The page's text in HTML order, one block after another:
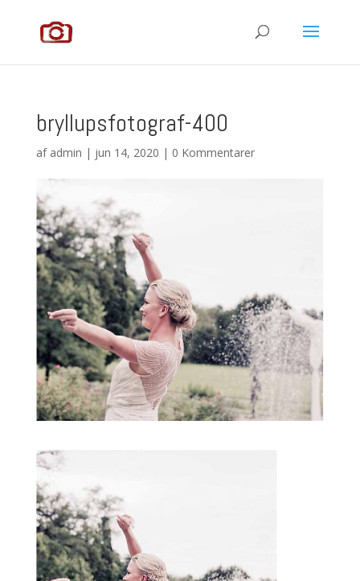
bryllupsfotograf-400
af admin | jun 14, 2020 | 0 Kommentarer